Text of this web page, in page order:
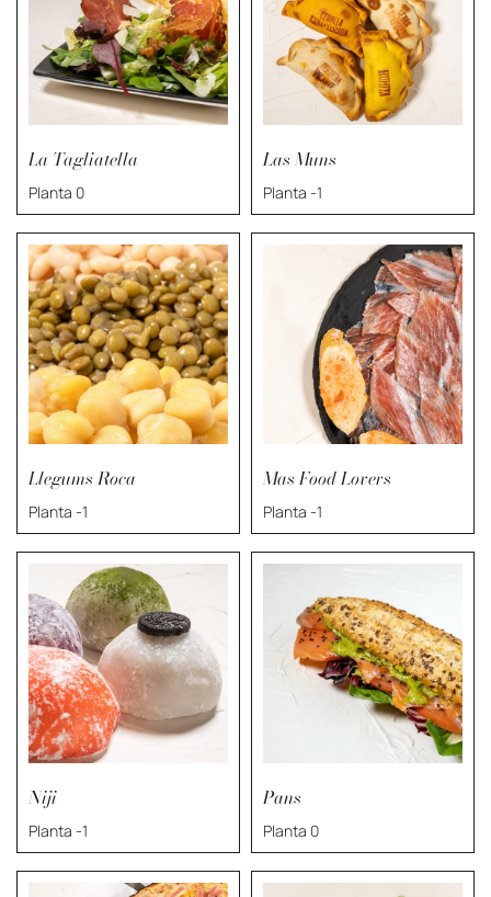
La Tagliatella
Planta 0
Las Muns
Planta -1
Llegums Roca
Planta -1
Mas Food Lovers
Planta -1
Niji
Planta -1
Pans
Planta 0